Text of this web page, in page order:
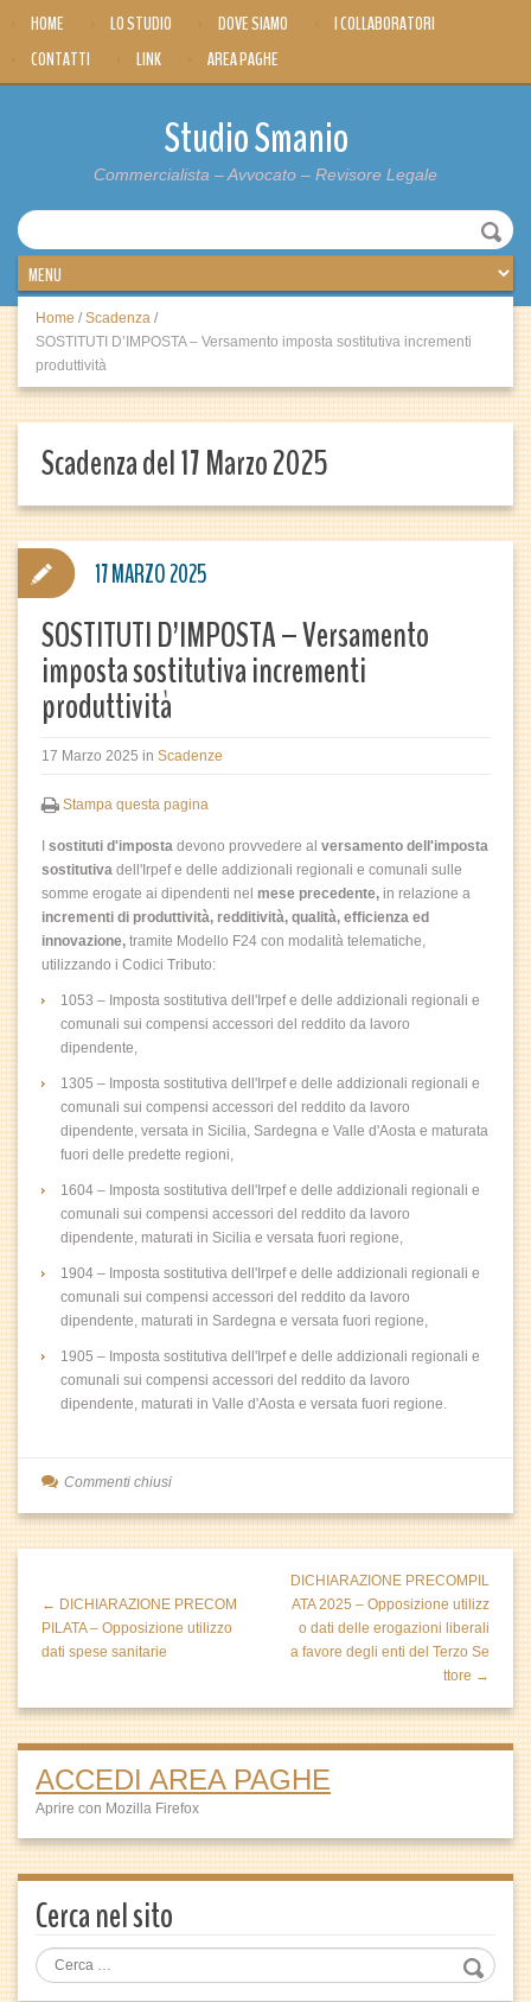
HOME LO STUDIO DOVE SIAMO
I COLLABORATORI
CONTATTI
LINK AREA PAGHE
Studio Smanio
Commercialista – Avvocato – Revisore Legale
Home / Scadenza /
SOSTITUTI D’IMPOSTA – Versamento imposta sostitutiva incrementi
produttività
Scadenza del 17 Marzo 2025
SOSTITUTI D’IMPOSTA – Versamento
imposta sostitutiva incrementi
produttività
17 Marzo 2025 in Scadenze
Stampa questa pagina
sostituti d'imposta devono provvedere al versamento dell'imposta
sostitutiva dell'Irpef e delle addizionali regionali e comunali sulle
somme erogate ai dipendenti nel mese precedente, in relazione a
incrementi di produttività, redditività, qualità, efficienza ed
innovazione, tramite Modello F24 con modalità telematiche,
utilizzando i Codici Tributo:
1053 – Imposta sostitutiva dell'Irpef e delle addizionali regionali e
comunali sui compensi accessori del reddito da lavoro
dipendente,
1305 – Imposta sostitutiva dell'Irpef e delle addizionali regionali e
comunali sui compensi accessori del reddito da lavoro
dipendente, versata in Sicilia, Sardegna e Valle d'Aosta e maturata
fuori delle predette regioni,
1604 – Imposta sostitutiva dell'Irpef e delle addizionali regionali e
comunali sui compensi accessori del reddito da lavoro
dipendente, maturati in Sicilia e versata fuori regione,
1904 – Imposta sostitutiva dell'Irpef e delle addizionali regionali e
comunali sui compensi accessori del reddito da lavoro
dipendente, maturati in Sardegna e versata fuori regione,
1905 – Imposta sostitutiva dell'Irpef e delle addizionali regionali e
comunali sui compensi accessori del reddito da lavoro
dipendente, maturati in Valle d'Aosta e versata fuori regione.
17 MARZO 2025
Commenti chiusi
← DICHIARAZIONE PRECOM
PILATA – Opposizione utilizzo
dati spese sanitarie
DICHIARAZIONE PRECOMPIL
ATA 2025 – Opposizione utilizz
o dati delle erogazioni liberali
a favore degli enti del Terzo Se
ttore →
ACCEDI AREA PAGHE
Aprire con Mozilla Firefox
Cerca nel sito